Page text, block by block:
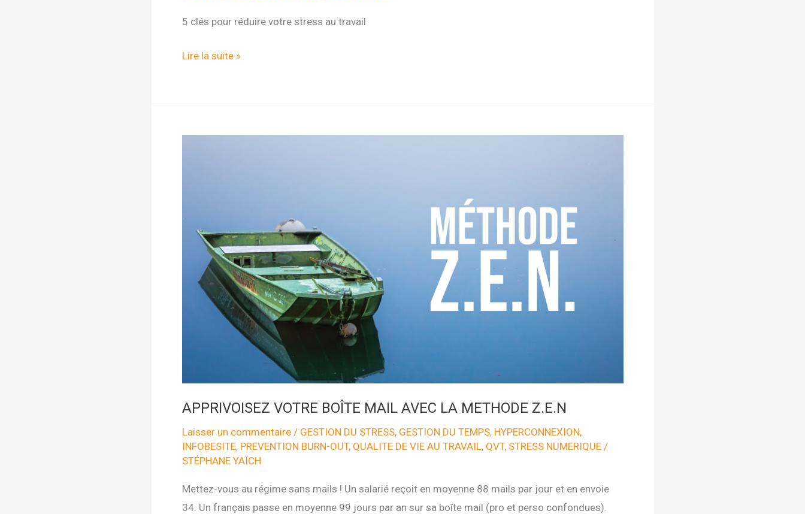
5 clés pour réduire votre stress au travail
5Lire la suite »
APPRIVOISEZ VOTRE BOÎTE MAIL AVEC LA METHODE Z.E.N
Laisser un commentaire / GESTION DU STRESS, GESTION DU TEMPS, HYPERCONNEXION,
INFOBESITE, PREVENTION BURN-OUT, QUALITE DE VIE AU TRAVAIL, QVT, STRESS NUMERIQUE/
STÉPHANE YAÏCH
Mettez-vous au régime sans mails ! Un salarié reçoit en moyenne 88 mails par jour et en envoie
34. Un français passe en moyenne 99 jours par an sur sa boîte mail (pro et perso confondues).